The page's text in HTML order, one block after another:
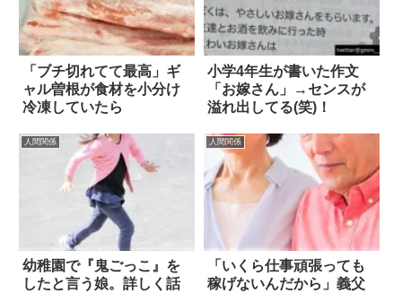
「ブチ切れてて最高」ギ
ャル曽根が食材を小分け
冷凍していたら
小学4年生が書いた作文
「お嫁さん」→センスが
溢れ出してる(笑)！
人間関係
幼稚園で『鬼ごっこ』を
したと言う娘。詳しく話
人間関係
「いくら仕事頑張っても
稼げないんだから」義父